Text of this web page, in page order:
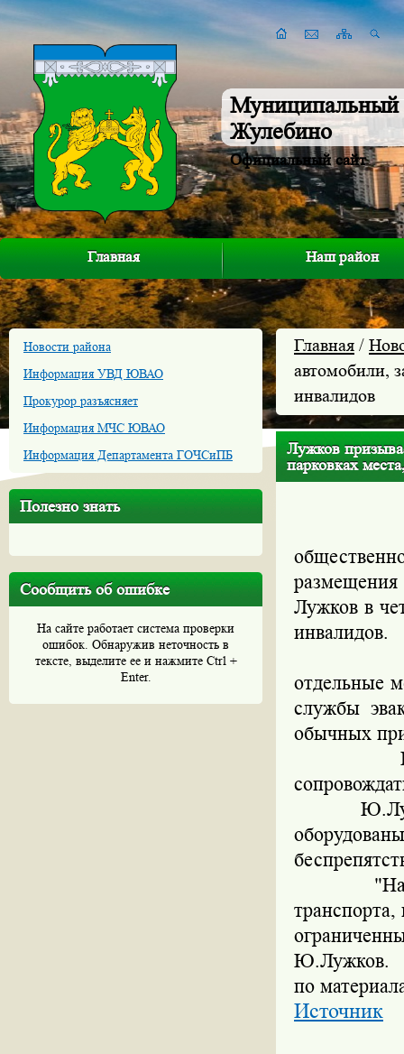
Муниципальный
Жулебино
Официальный сайт
Главная Наш район
Новости района
Информация УВД ЮВАО
Прокурор разъясняет
Информация МЧС ЮВАО
Информация Департамента ГОЧСиПБ
Полезно знать
Сообщить об ошибке
На сайте работает система проверки
ошибок. Обнаружив неточность в
тексте, выделите ее и нажмите Ctrl +
Enter.
Главная /
автомобили,
инвалидов
Лужков
парковках
Лужков в
инвалидов.
отдельные
службы
обычных
По его
Ю.Лужков
"Надо
Ю.Лужков.
по
Источник